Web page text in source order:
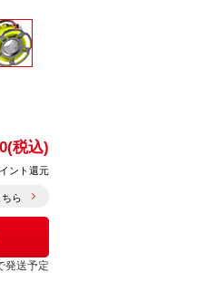
税込)
ント還元
ら
発送予定